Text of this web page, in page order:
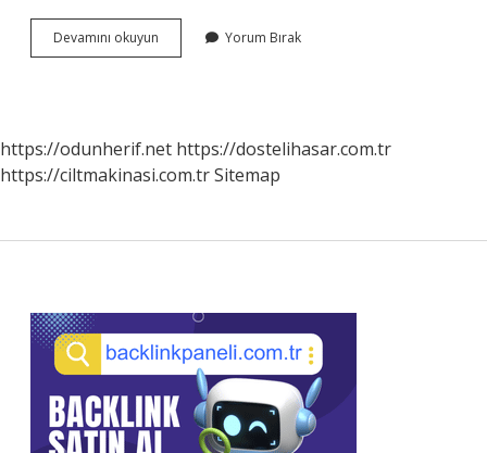
Devamını okuyun Papazdan
Sonra
Yorum Bırak
https://odunherif.net https://dostelihasar.com.tr
https://ciltmakinasi.com.trSitemap
Sidebar